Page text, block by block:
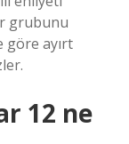
grubunu
göre ayırt
12 ne